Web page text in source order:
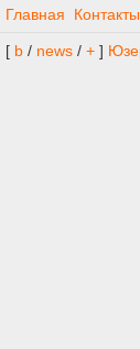
Главная Контакты
[ b / news / + ]